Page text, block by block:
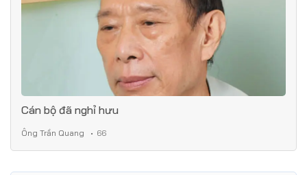
Cán bộ đã nghỉ hưu
Ông Trần Quang 66